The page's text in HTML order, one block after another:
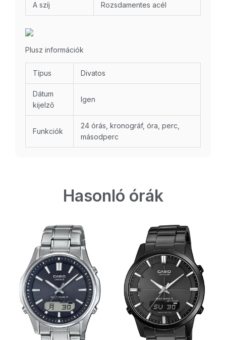
A szíj Rozsdamentes acél
Plusz információk
Típus Divatos
Dátum
kijelző
Igen
Funkciók
24 órás, kronográf, óra, perc,
másodperc
Hasonló órák